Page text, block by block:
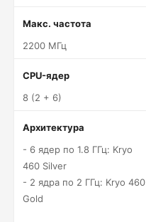
Макс. частота
2200 МГц
CPU-ядер
8 (2 + 6)
Архитектура
- 6 ядер по 1.8 ГГц: Kryo
460 Silver
- 2 ядра по 2 ГГц: Kryo 460
Gold